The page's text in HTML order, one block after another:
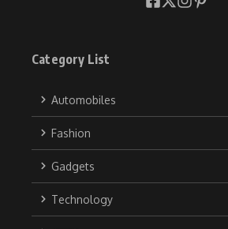
Category List
Automobiles
Fashion
Gadgets
Technology